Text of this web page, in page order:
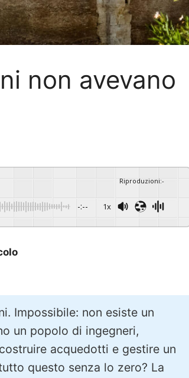
non avevano
Riproduzioni:-
-:-- 1x
Impossibile: non esiste un
un popolo di ingegneri,
acquedotti e gestire un
questo senza lo zero? La